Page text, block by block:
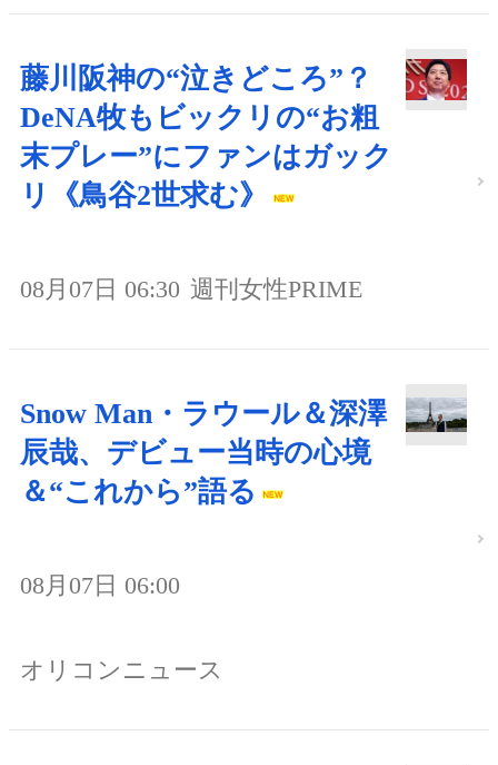
藤川阪神の“泣きどころ”？
DeNA牧もビックリの“お粗
末プレー”にファンはガック
リ《鳥谷2世求む》
08月07日 06:30 週刊女性PRIME
Snow Man・ラウール＆深澤
辰哉、デビュー当時の心境
＆“これから”語る
08月07日 06:00
オリコンニュース